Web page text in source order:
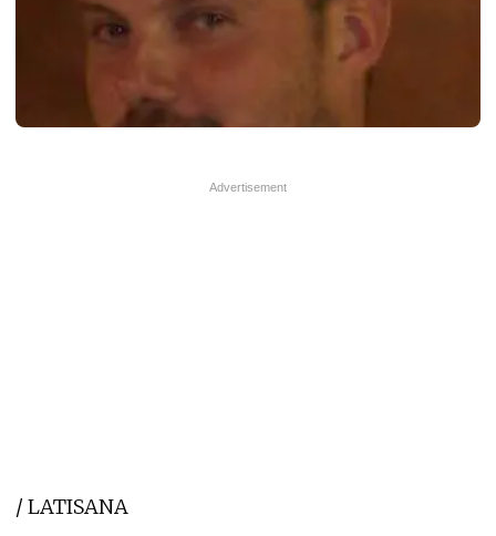
/ LATISANA